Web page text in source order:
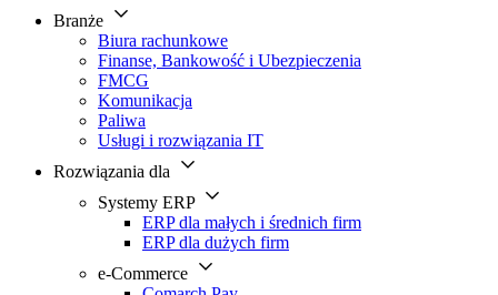
Branże
Biura rachunkowe
Finanse, Bankowość i Ubezpieczenia
FMCG
Komunikacja
Paliwa
Usługi i rozwiązania IT
Rozwiązania dla
Systemy ERP
ERP dla małych i średnich firm
ERP dla dużych firm
e-Commerce